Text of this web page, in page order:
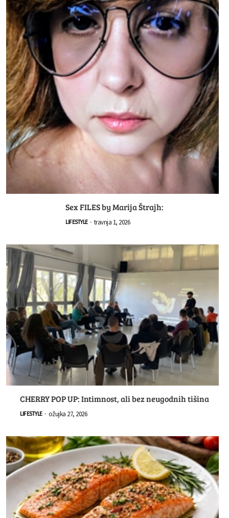
Sex FILES by Marija Štrajh:
LIFESTYLE - travnja 1, 2026
CHERRY POP UP: Intimnost, ali bez neugodnih tišina
LIFESTYLE - ožujka 27, 2026